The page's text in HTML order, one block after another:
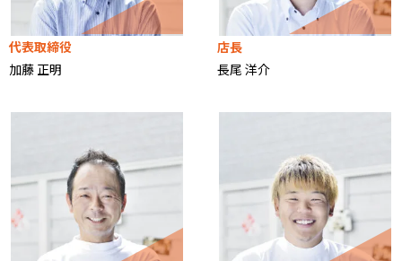
代表取締役
加藤 正明
店長
長尾 洋介